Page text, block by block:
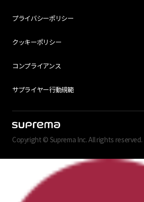
プライバシーポリシー
クッキーポリシー
コンプライアンス
サプライヤー行動規範
Copyright © Suprema Inc. All rights reserved.